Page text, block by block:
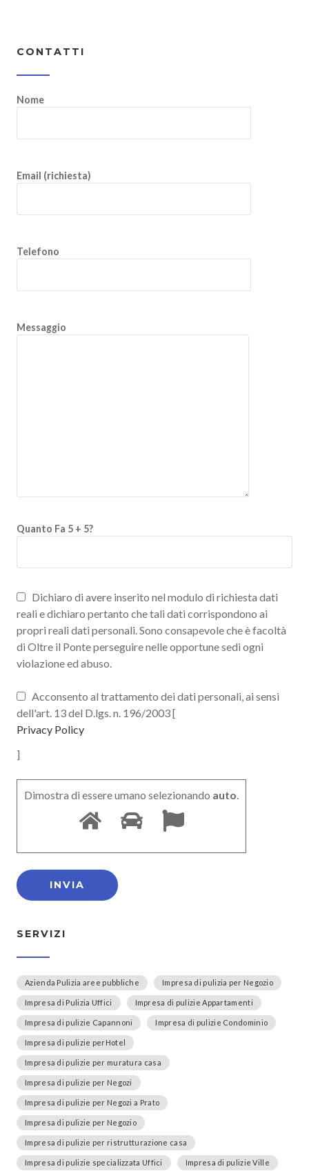
CONTATTI
Nome
Email (richiesta)
Telefono
Messaggio
Quanto Fa 5 + 5?
Dichiaro di avere inserito nel modulo di richiesta dati
reali e dichiaro pertanto che tali dati corrispondono ai
propri reali dati personali. Sono consapevole che è facoltà
di Oltre il Ponte perseguire nelle opportune sedi ogni
violazione ed abuso.
Acconsento al trattamento dei dati personali, ai sensi
dell'art. 13 del D.lgs. n. 196/2003 [
Privacy Policy
]
Dimostra di essere umano selezionando auto.
SERVIZI
Azienda Pulizia aree pubbliche Impresa di pulizia per Negozio
Impresa di Pulizia Uffici Impresa di pulizie Appartamenti
Impresa di pulizie Capannoni Impresa di pulizie Condominio
Impresa di pulizie perHotel
Impresa di pulizie per muratura casa
Impresa di pulizie per Negozi
Impresa di pulizie per Negozi a Prato
Impresa di pulizie per Negozio
Impresa di pulizie per ristrutturazione casa
Impresa di pulizie specializzata Uffici Impresa di pulizie Ville